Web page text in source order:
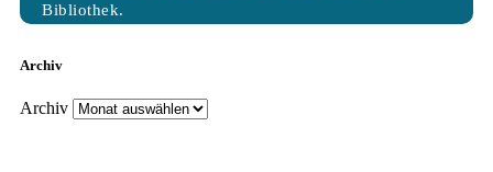
Bibliothek.
Archiv
Archiv